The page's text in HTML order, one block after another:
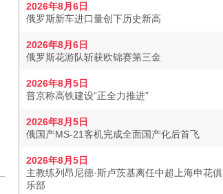
2026年8月6日
俄罗斯新车进口量创下历史新高
2026年8月6日
俄罗斯花游队斩获欧锦赛第三金
2026年8月5日
普京称高铁建设“正全力推进”
2026年8月5日
俄国产MS-21客机完成全面国产化后首飞
2026年8月5日
主教练列昂尼德·斯卢茨基离任中超上海申花俱
乐部